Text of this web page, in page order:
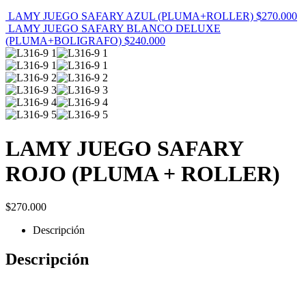
LAMY JUEGO SAFARY AZUL (PLUMA+ROLLER) $270.000
LAMY JUEGO SAFARY BLANCO DELUXE
(PLUMA+BOLIGRAFO) $240.000
LAMY JUEGO SAFARY
ROJO (PLUMA + ROLLER)
$270.000
Descripción
Descripción